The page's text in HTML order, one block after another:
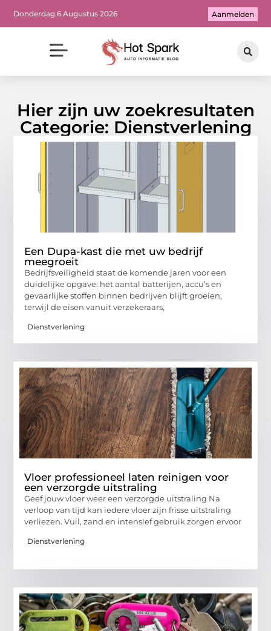
Donderdag 6 Augustus 2026 Aanmelden
Hier zijn uw zoekresultaten
Categorie: Dienstverlening
Een Dupa-kast die met uw bedrijf
meegroeit
Bedrijfsveiligheid staat de komende jaren voor een
duidelijke opgave: het aantal batterijen, accu’s en
gevaarlijke stoffen binnen bedrijven blijft groeien,
terwijl de eisen vanuit verzekeraars,
Dienstverlening
Vloer professioneel laten reinigen voor
een verzorgde uitstraling
Geef jouw vloer weer een verzorgde uitstraling Na
verloop van tijd kan iedere vloer zijn frisse uitstraling
verliezen. Vuil, zand en intensief gebruik zorgen ervoor
Dienstverlening